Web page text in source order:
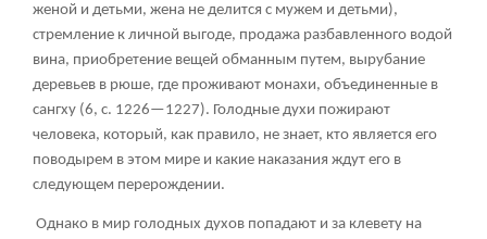
женой и детьми, жена не делится с мужем и детьми),
стремление к личной выгоде, продажа разбавленного водой
вина, приобретение вещей обманным путем, вырубание
деревьев в рюше, где проживают монахи, объединенные в
сангху (6, с. 1226—1227). Голодные духи пожирают
человека, который, как правило, не знает, кто является его
поводырем в этом мире и какие наказания ждут его в
следующем перерождении.
Однако в мир голодных духов попадают и за клевету на